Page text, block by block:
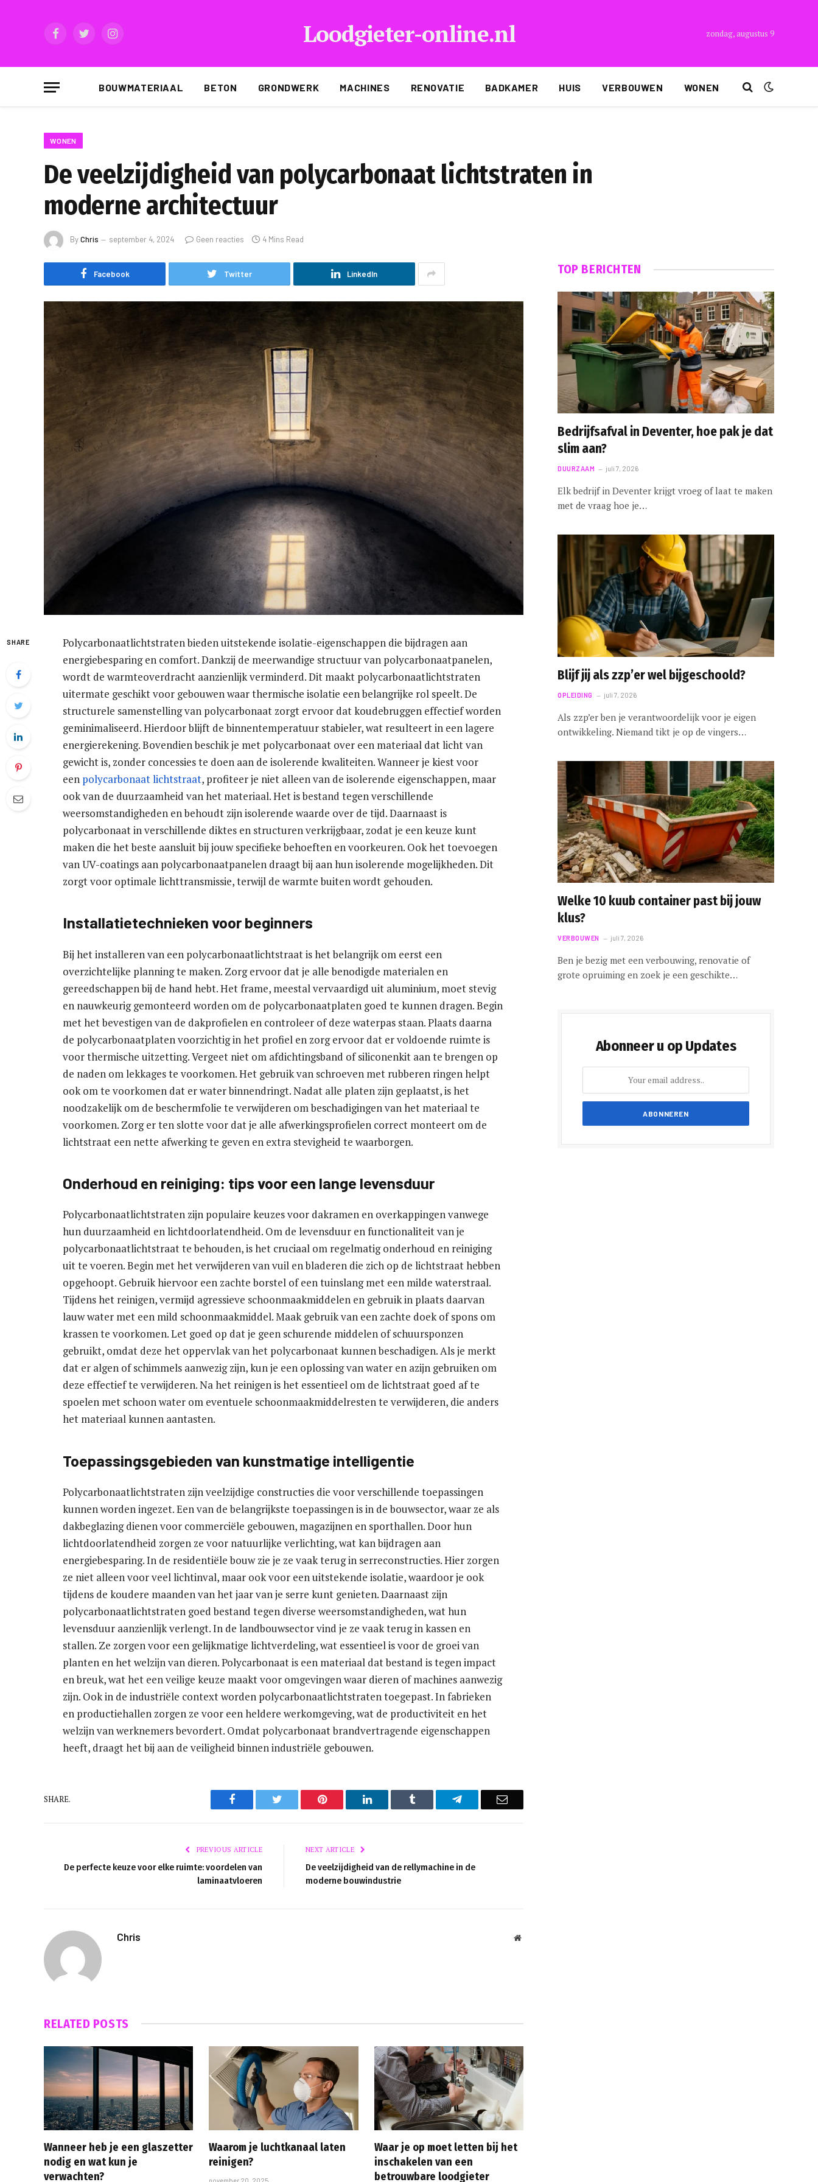
FacebookTwitterInstagram Loodgieter-online.nl zondag, augustus 9
BOUWMATERIAAL BETON GRONDWERK MACHINES RENOVATIE BADKAMER HUIS VERBOUWEN WONEN
WONEN
De veelzijdigheid van polycarbonaat lichtstraten in
moderne architectuur
ByChris september 4, 2024 Geen reacties 4 Mins Read
Facebook Twitter LinkedIn
SHARE
Polycarbonaatlichtstraten bieden uitstekende isolatie-eigenschappen die bijdragen aan
energiebesparing en comfort. Dankzij de meerwandige structuur van polycarbonaatpanelen,
wordt de warmteoverdracht aanzienlijk verminderd. Dit maakt polycarbonaatlichtstraten
uitermate geschikt voor gebouwen waar thermische isolatie een belangrijke rol speelt. De
structurele samenstelling van polycarbonaat zorgt ervoor dat koudebruggen effectief worden
geminimaliseerd. Hierdoor blijft de binnentemperatuur stabieler, wat resulteert in een lagere
energierekening. Bovendien beschik je met polycarbonaat over een materiaal dat licht van
gewicht is, zonder concessies te doen aan de isolerende kwaliteiten. Wanneer je kiest voor
een polycarbonaat lichtstraat, profiteer je niet alleen van de isolerende eigenschappen, maar
ook van de duurzaamheid van het materiaal. Het is bestand tegen verschillende
weersomstandigheden en behoudt zijn isolerende waarde over de tijd. Daarnaast is
polycarbonaat in verschillende diktes en structuren verkrijgbaar, zodat je een keuze kunt
maken die het beste aansluit bij jouw specifieke behoeften en voorkeuren. Ook het toevoegen
van UV-coatings aan polycarbonaatpanelen draagt bij aan hun isolerende mogelijkheden. Dit
zorgt voor optimale lichttransmissie, terwijl de warmte buiten wordt gehouden.
Installatietechnieken voor beginners
Bij het installeren van een polycarbonaatlichtstraat is het belangrijk om eerst een
overzichtelijke planning te maken. Zorg ervoor dat je alle benodigde materialen en
gereedschappen bij de hand hebt. Het frame, meestal vervaardigd uit aluminium, moet stevig
en nauwkeurig gemonteerd worden om de polycarbonaatplaten goed te kunnen dragen. Begin
met het bevestigen van de dakprofielen en controleer of deze waterpas staan. Plaats daarna
de polycarbonaatplaten voorzichtig in het profiel en zorg ervoor dat er voldoende ruimte is
voor thermische uitzetting. Vergeet niet om afdichtingsband of siliconenkit aan te brengen op
de naden om lekkages te voorkomen. Het gebruik van schroeven met rubberen ringen helpt
ook om te voorkomen dat er water binnendringt. Nadat alle platen zijn geplaatst, is het
noodzakelijk om de beschermfolie te verwijderen om beschadigingen van het materiaal te
voorkomen. Zorg er ten slotte voor dat je alle afwerkingsprofielen correct monteert om de
lichtstraat een nette afwerking te geven en extra stevigheid te waarborgen.
Onderhoud en reiniging: tips voor een lange levensduur
Polycarbonaatlichtstraten zijn populaire keuzes voor dakramen en overkappingen vanwege
hun duurzaamheid en lichtdoorlatendheid. Om de levensduur en functionaliteit van je
polycarbonaatlichtstraat te behouden, is het cruciaal om regelmatig onderhoud en reiniging
uit te voeren. Begin met het verwijderen van vuil en bladeren die zich op de lichtstraat hebben
opgehoopt. Gebruik hiervoor een zachte borstel of een tuinslang met een milde waterstraal.
Tijdens het reinigen, vermijd agressieve schoonmaakmiddelen en gebruik in plaats daarvan
lauw water met een mild schoonmaakmiddel. Maak gebruik van een zachte doek of spons om
krassen te voorkomen. Let goed op dat je geen schurende middelen of schuursponzen
gebruikt, omdat deze het oppervlak van het polycarbonaat kunnen beschadigen. Als je merkt
dat er algen of schimmels aanwezig zijn, kun je een oplossing van water en azijn gebruiken om
deze effectief te verwijderen. Na het reinigen is het essentieel om de lichtstraat goed af te
spoelen met schoon water om eventuele schoonmaakmiddelresten te verwijderen, die anders
het materiaal kunnen aantasten.
Toepassingsgebieden van kunstmatige intelligentie
Polycarbonaatlichtstraten zijn veelzijdige constructies die voor verschillende toepassingen
kunnen worden ingezet. Een van de belangrijkste toepassingen is in de bouwsector, waar ze als
dakbeglazing dienen voor commerciële gebouwen, magazijnen en sporthallen. Door hun
lichtdoorlatendheid zorgen ze voor natuurlijke verlichting, wat kan bijdragen aan
energiebesparing. In de residentiële bouw zie je ze vaak terug in serreconstructies. Hier zorgen
ze niet alleen voor veel lichtinval, maar ook voor een uitstekende isolatie, waardoor je ook
tijdens de koudere maanden van het jaar van je serre kunt genieten. Daarnaast zijn
polycarbonaatlichtstraten goed bestand tegen diverse weersomstandigheden, wat hun
levensduur aanzienlijk verlengt. In de landbouwsector vind je ze vaak terug in kassen en
stallen. Ze zorgen voor een gelijkmatige lichtverdeling, wat essentieel is voor de groei van
planten en het welzijn van dieren. Polycarbonaat is een materiaal dat bestand is tegen impact
en breuk, wat het een veilige keuze maakt voor omgevingen waar dieren of machines aanwezig
zijn. Ook in de industriële context worden polycarbonaatlichtstraten toegepast. In fabrieken
en productiehallen zorgen ze voor een heldere werkomgeving, wat de productiviteit en het
welzijn van werknemers bevordert. Omdat polycarbonaat brandvertragende eigenschappen
heeft, draagt het bij aan de veiligheid binnen industriële gebouwen.
SHARE. Facebook Twitter Pinterest LinkedIn Tumblr Telegram Email
PREVIOUS ARTICLE
De perfecte keuze voor elke ruimte: voordelen van
laminaatvloeren
NEXT ARTICLE
De veelzijdigheid van de rellymachine in de
moderne bouwindustrie
Chris Website
RELATED POSTS
Wanneer heb je een glaszetter
nodig en wat kun je
verwachten?
Waarom je luchtkanaal laten
reinigen?
november 20, 2025
Waar je op moet letten bij het
inschakelen van een
betrouwbare loodgieter
TOP BERICHTEN
Bedrijfsafval in Deventer, hoe pak je dat
slim aan?
DUURZAAM juli 7, 2026
Elk bedrijf in Deventer krijgt vroeg of laat te maken
met de vraag hoe je…
Blijf jij als zzp’er wel bijgeschoold?
OPLEIDING juli 7, 2026
Als zzp’er ben je verantwoordelijk voor je eigen
ontwikkeling. Niemand tikt je op de vingers…
Welke 10 kuub container past bij jouw
klus?
VERBOUWEN juli 7, 2026
Ben je bezig met een verbouwing, renovatie of
grote opruiming en zoek je een geschikte…
Abonneer u op Updates